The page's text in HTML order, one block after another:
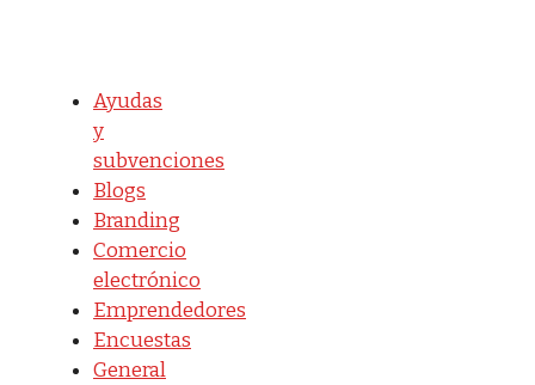
Ayudas
y
subvenciones
Blogs
Branding
Comercio
electrónico
Emprendedores
Encuestas
General